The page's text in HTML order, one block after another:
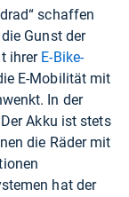
schaffen
Gunst der
ihrer E-Bike-
E-Mobilität mit
In der
Akku ist stets
die Räder mit
hat der